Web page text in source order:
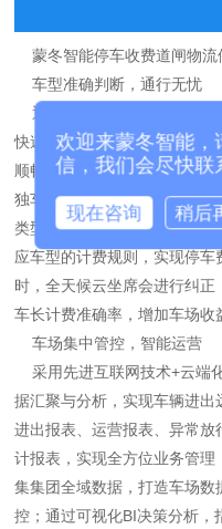
蒙冬智能停车收费道闸物流
车型准确判断，通行无忧
通过车牌识别摄像机+AI智
快速同步识别出车牌号码、车
顺畅通行。此外，根据物流园
独车道分离管控。利用“无人
类型，自动识别车辆长度信
应车型的计费规则，实现停
时，全天候云坐席会进行纠
车长计费准确率，增加车场收
车场集中管控，智能运营
采用先进互联网技术+云端
据汇聚与分析，实现车辆进
进出报表、运营报表、异常
计报表，实现全方位业务管
集集团全域数据，打造车场
控；通过可视化BI决策分析，
欢迎来蒙冬智能
信，我们会尽快联
现在咨询 稍后